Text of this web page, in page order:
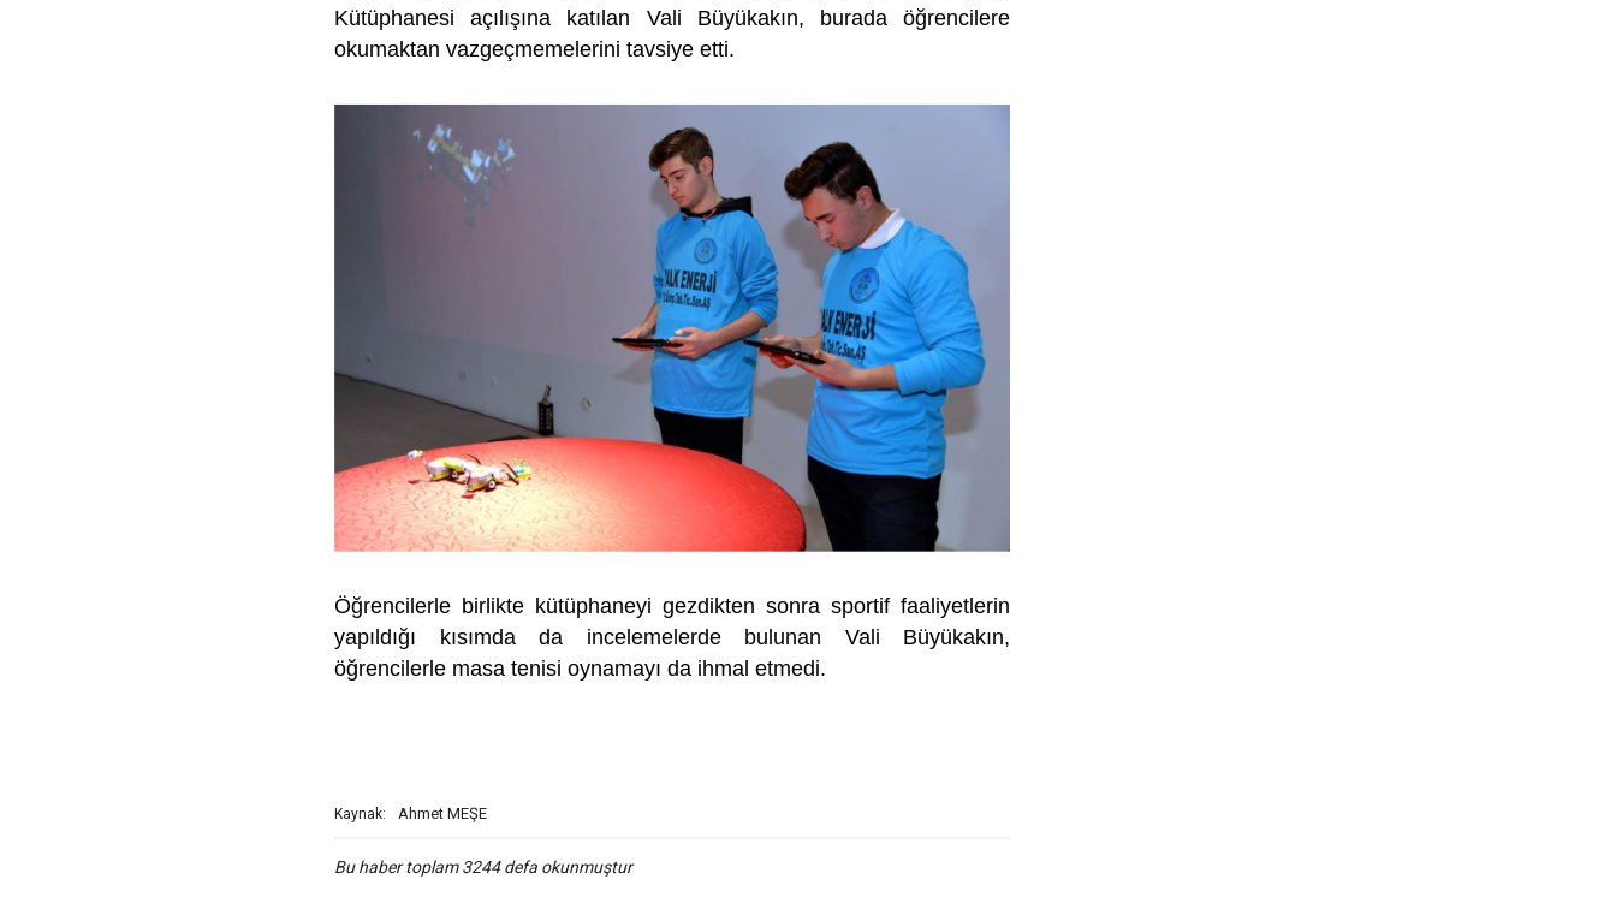
Kütüphanesi açılışına katılan Vali Büyükakın, burada öğrencilere
okumaktan vazgeçmemelerini tavsiye etti.
Öğrencilerle birlikte kütüphaneyi gezdikten sonra sportif faaliyetlerin
yapıldığı kısımda da incelemelerde bulunan Vali Büyükakın,
öğrencilerle masa tenisi oynamayı da ihmal etmedi.
Kaynak: Ahmet MEŞE
Bu haber toplam 3244 defa okunmuştur